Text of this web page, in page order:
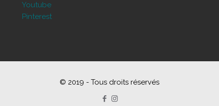
Youtube
Pinterest
© 2019 - Tous droits réservés